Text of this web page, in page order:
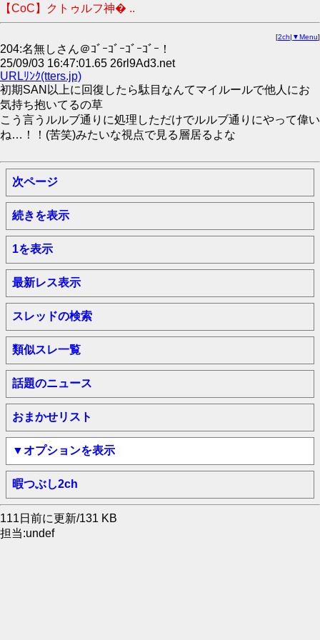
【CoC】クトゥルフ神� ..
[2ch| ▼Menu]
204:名無しさん＠ｺﾞｰｺﾞｰｺﾞｰｺﾞｰ！
25/09/03 16:47:01.65 26rl9Ad3.net
URLﾘﾝｸ(tters.jp)
初期SAN以上に回復したら駄目なんてマイルールで他人にお
気持ち抱いてるの草
こう言うルルブ通りに処理しただけでルルブ通りにやって偉い
ね…！！(苦笑)みたいな視点で見る層居るよな
次ページ
続きを表示
1を表示
最新レス表示
スレッドの検索
類似スレ一覧
話題のニュース
おまかせリスト
▼オプションを表示
暇つぶし2ch
111日前に更新/131 KB
担当:undef